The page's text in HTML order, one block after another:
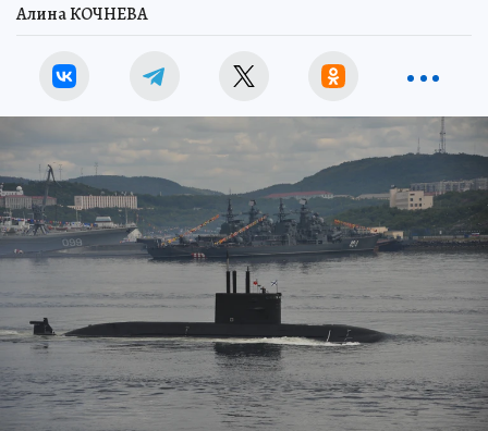
Алина КОЧНЕВА